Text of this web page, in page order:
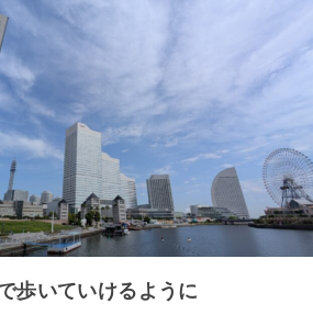
歩いていけるように